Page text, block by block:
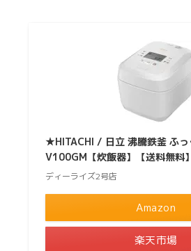
★HITACHI / 日立 沸騰鉄釜 ふっ
V100GM【炊飯器】【送料無料】
ディーライズ2号店
Amazon
楽天市場